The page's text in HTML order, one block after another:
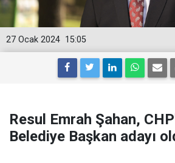
15:05
27 Ocak 2024
Resul Emrah Şahan,
Belediye Başkan adayı